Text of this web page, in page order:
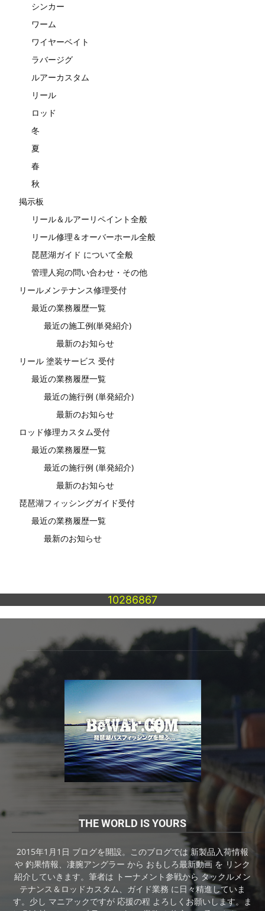
シンカー
ワーム
ワイヤーベイト
ラバージグ
ルアーカスタム
リール
ロッド
冬
夏
春
秋
掲示板
リール＆ルアーリペイント全般
リール修理＆オーバーホール全般
琵琶湖ガイド について全般
管理人宛の問い合わせ・その他
リールメンテナンス修理受付
最近の業務履歴一覧
最近の施工例(単発紹介)
最新のお知らせ
リール 塗装サービス 受付
最近の業務履歴一覧
最近の施行例 (単発紹介)
最新のお知らせ
ロッド修理カスタム受付
最近の業務履歴一覧
最近の施行例 (単発紹介)
最新のお知らせ
琵琶湖フィッシングガイド受付
最近の業務履歴一覧
最新のお知らせ
10286867
THE WORLD IS YOURS
2015年1月1日 ブログを開設。このブログでは 新製品入荷情報
や 釣果情報、凄腕アングラー から おもしろ最新動画 を リンク
紹介していきます。筆者は トーナメント参戦から タックルメン
テナンス＆ロッドカスタム、ガイド業務 に日々精進していま
す。少し マニアックですが 応援の程 よろしくお願いします。ま